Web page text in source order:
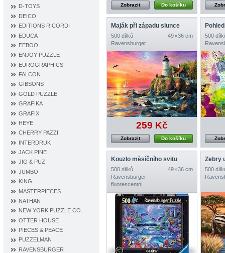
D‐TOYS
DEICO
EDITIONS RICORDI
EDUCA
EEBOO
ENJOY PUZZLE
EUROGRAPHICS
FALCON
GIBSONS
GOLD PUZZLE
GRAFIKA
GRAFIX
HEYE
CHERRY PAZZI
INTERDRUK
JACK PINE
JIG & PUZ
JUMBO
KING
MASTERPIECES
NATHAN
NEW YORK PUZZLE CO.
OTTER HOUSE
PIECES & PEACE
PUZZELMAN
RAVENSBURGER
Do košíku
Zobrazit
Maják při západu slunce
500 dílků
49 × 36 cm
Ravensburger
259 Kč
Do košíku
Zobrazit
500
Kouzlo měsíčního svitu
500 dílků
49 × 36 cm
Ravensburger
fluorescentní
Zebry
500